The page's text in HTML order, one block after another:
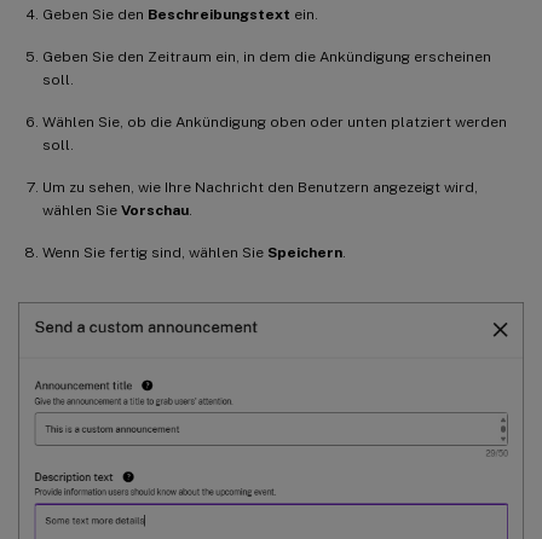
Geben Sie den Beschreibungstext ein.
Geben Sie den Zeitraum ein, in dem die Ankündigung erscheinen
soll.
Wählen Sie, ob die Ankündigung oben oder unten platziert werden
soll.
Um zu sehen, wie Ihre Nachricht den Benutzern angezeigt wird,
wählen Sie Vorschau.
Wenn Sie fertig sind, wählen Sie Speichern.